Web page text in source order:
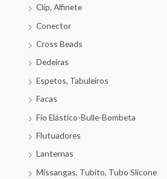
Clip, Alfinete
Conector
Cross Beads
Dedeiras
Espetos, Tabuleiros
Facas
Fio Elástico-Bulle-Bombeta
Flutuadores
Lanternas
Missangas, Tubito, Tubo Slicone